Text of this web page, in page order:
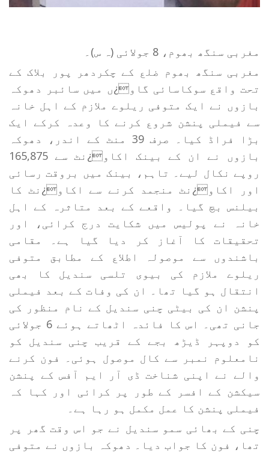
مغربی سنگھ بھوم، 8 جولائی (ہ س)۔
مغربی سنگھ بھوم ضلع کے چکردھر پور بلاک کے
تحت واقع سوکاسائی گاو¿ں میں سائبر دھوکہ
بازوں نے ایک متوفی ریلوے ملازم کے اہل خانہ
سے فیملی پنشن شروع کرنے کا وعدہ کرکے ایک
بڑا فراڈ کیا۔ صرف 39 منٹ کے اندر، دھوکہ
بازوں نے ان کے بینک اکاو¿نٹ سے 165,875
روپے نکال لیے۔ تاہم، بینک میں بروقت رسائی
اور اکاو¿نٹ منجمد کرنے سے اکاو¿نٹ کا
بیلنس بچ گیا۔ واقعے کے بعد متاثرہ کے اہل
خانہ نے پولیس میں شکایت درج کرائی، اور
تحقیقات کا آغاز کر دیا گیا ہے۔ مقامی
باشندوں سے موصولہ اطلاع کے مطابق متوفی
ریلوے ملازم کی بیوی تلسی سندیل کا بھی
انتقال ہو گیا تھا۔ ان کی وفات کے بعد فیملی
پنشن ان کی بیٹی چنی سندیل کے نام منظور کی
جانی تھی۔ اس کا فائدہ اٹھاتے ہوئے 6 جولائی
کو دوپہر ڈیڑھ بجے کے قریب چنی سندیل کو
نامعلوم نمبر سے کال موصول ہوئی۔ فون کرنے
والے نے اپنی شناخت ڈی آر ایم آفس کے پنشن
سیکشن کے افسر کے طور پر کرائی اور کہا کہ
فیملی پنشن کا عمل مکمل ہو رہا ہے۔
چنی کے بھائی سمو سندیل نے جو اس وقت گھر پر
تھا، فون کا جواب دیا۔ دھوکہ بازوں نے متوفی